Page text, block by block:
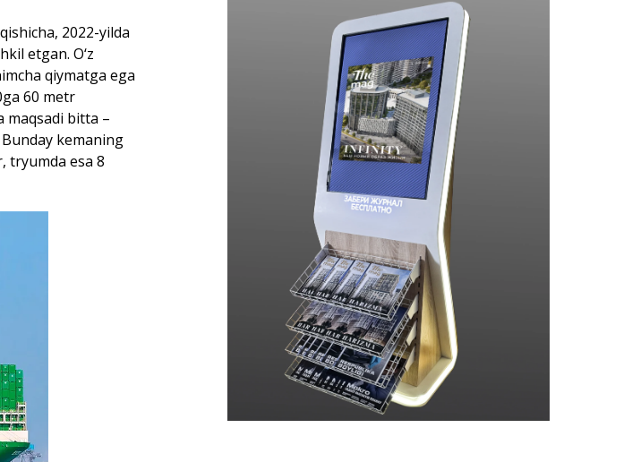
2022-yilda
etgan. O‘z
qiymatga ega
60 metr
maqsadi bitta –
kemaning
tryumda esa 8